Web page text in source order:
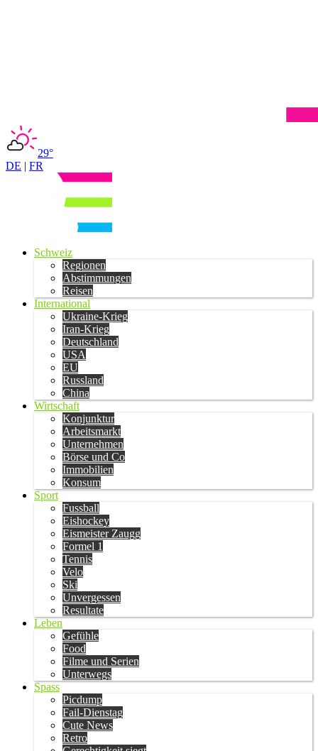
29°
DE | FR
Schweiz
Regionen
Abstimmungen
Reisen
International
Ukraine-Krieg
Iran-Krieg
Deutschland
USA
EU
Russland
China
Wirtschaft
Konjunktur
Arbeitsmarkt
Unternehmen
Börse und Co
Immobilien
Konsum
Sport
Fussball
Eishockey
Eismeister Zaugg
Formel 1
Tennis
Velo
Ski
Unvergessen
Resultate
Leben
Gefühle
Food
Filme und Serien
Unterwegs
Spass
Picdump
Fail-Dienstag
Cute News
Retro